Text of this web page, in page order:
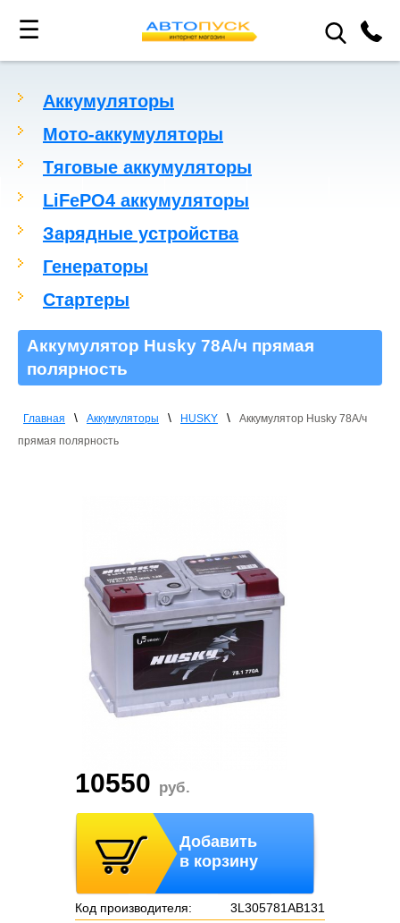
☰
Аккумуляторы
Мото-аккумуляторы
Тяговые аккумуляторы
LiFePO4 аккумуляторы
Зарядные устройства
Генераторы
Стартеры
Аккумулятор Husky 78А/ч прямая
полярнoсть
Главная \ Аккумуляторы \ HUSKY \
Аккумулятор Husky 78А/ч
прямая полярнoсть
10550 руб.
Добавить
в корзину
Код производителя:
3L305781AB131